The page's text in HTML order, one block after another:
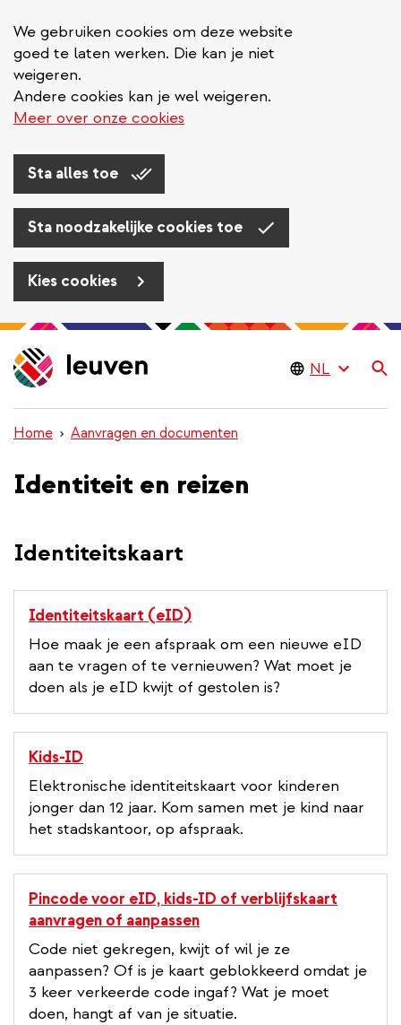
We gebruiken cookies om deze website
goed te laten werken. Die kan je niet
weigeren.
Andere cookies kan je wel weigeren.
Meer over onze cookies
Sta alles toe
Sta noodzakelijke cookies toe
Kies cookies
Overslaan
en
naar
inhoud
gaan
Home Aanvragen en documenten
Identiteit en reizen
Identiteitskaart
Identiteitskaart (eID)
Hoe maak je een afspraak om een nieuwe eID
aan te vragen of te vernieuwen? Wat moet je
doen als je eID kwijt of gestolen is?
Kids-ID
Elektronische identiteitskaart voor kinderen
jonger dan 12 jaar. Kom samen met je kind naar
het stadskantoor, op afspraak.
Pincode voor eID, kids-ID of verblijfskaart
aanvragen of aanpassen
Code niet gekregen, kwijt of wil je ze
aanpassen? Of is je kaart geblokkeerd omdat je
3 keer verkeerde code ingaf? Wat je moet
doen, hangt af van je situatie.